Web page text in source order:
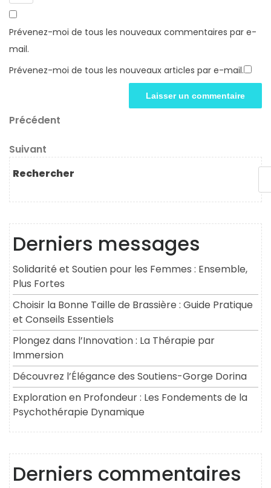
Prévenez-moi de tous les nouveaux commentaires par e-
mail.
Prévenez-moi de tous les nouveaux articles par e-mail.
Navigation
de
l’article
Article
Précédent
Article
suivant
Suivant
Rechercher
Derniers messages
Solidarité et Soutien pour les Femmes : Ensemble,
Plus Fortes
Choisir la Bonne Taille de Brassière : Guide Pratique
et Conseils Essentiels
Plongez dans l’Innovation : La Thérapie par
Immersion
Découvrez l’Élégance des Soutiens-Gorge Dorina
Exploration en Profondeur : Les Fondements de la
Psychothérapie Dynamique
Derniers commentaires